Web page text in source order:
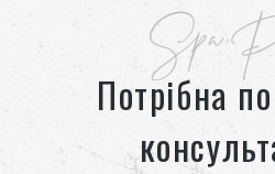
Хамам з мармуру
Хамам з мармуру гарантує
стабільний тепловий режим.
якості та преміального
Spa
Потрібна